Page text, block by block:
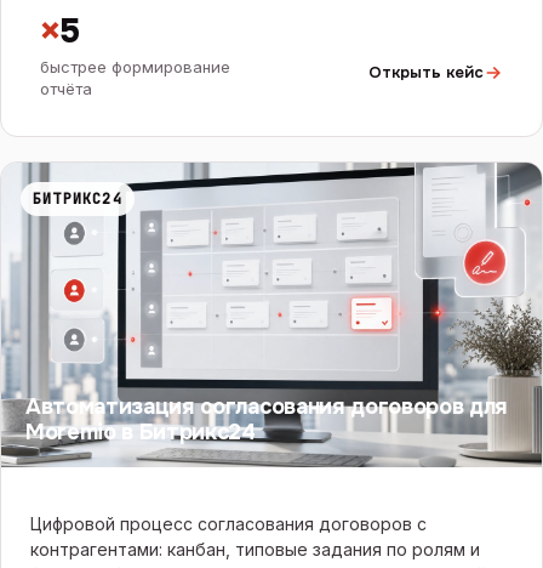
×5
быстрее формирование
отчёта
Открыть кейс
БИТРИКС24
Автоматизация согласования договоров для
Moremio в Битрикс24
Цифровой процесс согласования договоров с
контрагентами: канбан, типовые задания по ролям и